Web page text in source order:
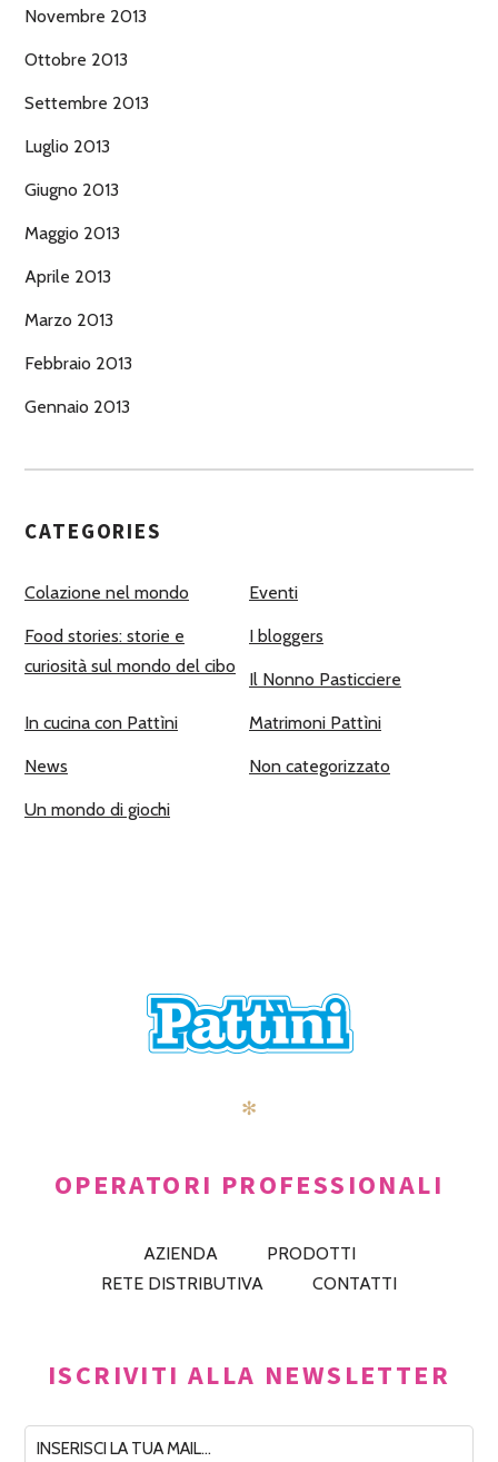
Novembre 2013
Ottobre 2013
Settembre 2013
Luglio 2013
Giugno 2013
Maggio 2013
Aprile 2013
Marzo 2013
Febbraio 2013
Gennaio 2013
CATEGORIES
Colazione nel mondo Eventi
Food stories: storie e
curiosità sul mondo del cibo
I bloggers
Il Nonno Pasticciere
In cucina con Pattìni Matrimoni Pattìni
News Non categorizzato
Un mondo di giochi
✻
OPERATORI PROFESSIONALI
AZIENDA
PRODOTTI
RETE DISTRIBUTIVA
CONTATTI
ISCRIVITI ALLA NEWSLETTER